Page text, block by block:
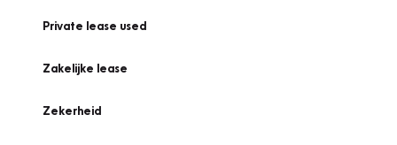
Private lease used
Zakelijke lease
Zekerheid